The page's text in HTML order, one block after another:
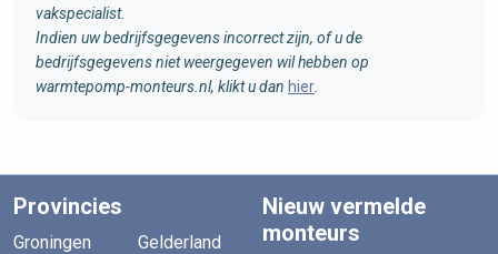
vakspecialist.
Indien uw bedrijfsgegevens incorrect zijn, of u de
bedrijfsgegevens niet weergegeven wil hebben op
warmtepomp-monteurs.nl, klikt u dan hier
Provincies
Groningen
Gelderland
Nieuw vermelde
monteurs